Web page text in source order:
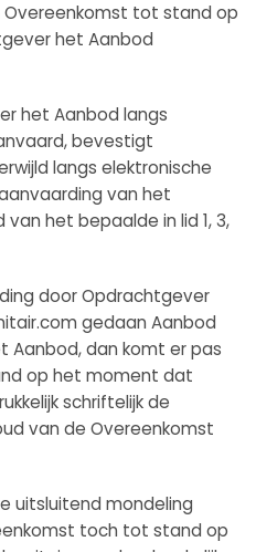
tot stand op
het Aanbod
het Aanbod langs
bevestigt
langs elektronische
van het
het bepaalde in lid 1, 3,
door Opdrachtgever
gedaan Aanbod
Aanbod, dan komt er pas
op het moment dat
schriftelijk de
van de Overeenkomst
uitsluitend mondeling
toch tot stand op